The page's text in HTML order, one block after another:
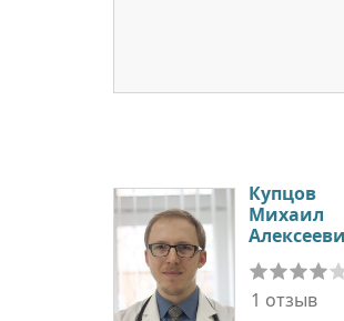
Купцов
Михаил
1 отзыв